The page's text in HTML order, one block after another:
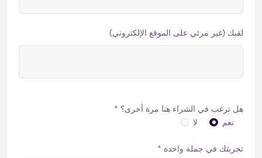
لقبك (غير مرئي على الموقع الإلكتروني)
هل ترغب في الشراء هنا مرة أخرى؟ *
نعم
لا
تجربتك في جملة واحدة *